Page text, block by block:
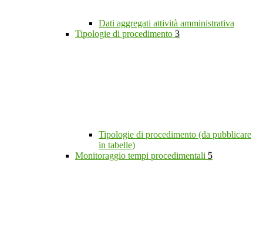
Dati aggregati attività amministrativa
Tipologie di procedimento 3
Tipologie di procedimento (da pubblicare
in tabelle)
Monitoraggio tempi procedimentali 5